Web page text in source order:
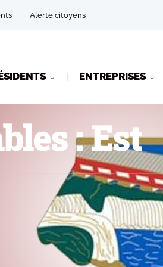
Alerte citoyens
ENTREPRISES
: Est